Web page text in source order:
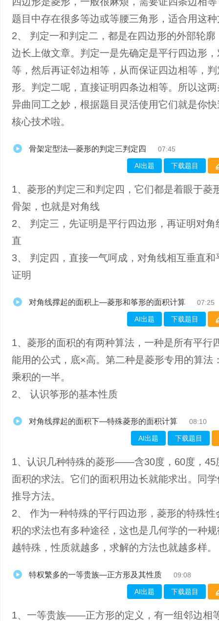
题目中存在很多等边或等腰三角形，适合用这
2、 判定一和判定二，都是在四边形的外部轮廓
边长上做文章。判定一是先确定是平行四边形
等，然后再证邻边相等，从而保证四边相等，
形。判定二呢，直接证明四条边相等。所以这
异曲同工之妙，根据题目灵活使用它们就是你
核心技术啦。
骨架定型法—菱形的判定三判定四 07:45
AI出题 下载题目
1、菱形的判定三和判定四，它们都是着眼于菱
骨架，也就是对角线
2、 判定三，先证明是平行四边形，再证明对角
直
3、 判定四，直接一气呵成，对角线相互垂直和
证明
对角线撑起的面积上—菱形和筝形的面积计算 07:25
AI出题 下载题目
1、菱形的面积的有两种算法，一种是所有平行
能用的公式，底×高。第二种是菱形专用的算法
乘积的一半。
2、 认识筝形的基本性质
对角线撑起的面积下—特殊菱形的面积计算 08:10
AI出题 下载题目
1、认识几种特殊的菱形——含30度，60度，45
面积的求法。它们的面积用边长就能求出。同
推导方法。
2、 作为一种特殊的平行四边形，菱形的特殊性
积的求法也有多种途径，这也是几何学的一种
越特殊，性质就越多，求解的方法也就越多样。
特权繁多的一等贵族—正方形及其性质 09:08
AI出题 下载题目
1、一等贵族——正方形的定义，有一组邻边相